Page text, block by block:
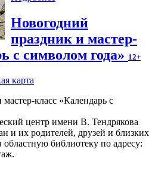
Новогодний
праздник и мастер-
с символом года» 12+
карта
центр имени В. Тендрякова
и их родителей, друзей и близких
библиотеку по адресу: